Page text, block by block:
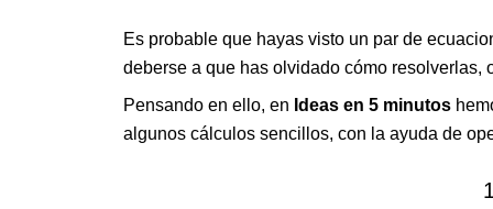
Es probable que hayas visto un par de
deberse a que has olvidado cómo resolverlas,
Pensando en ello, en Ideas en 5 minutos
algunos cálculos sencillos, con la ayuda de